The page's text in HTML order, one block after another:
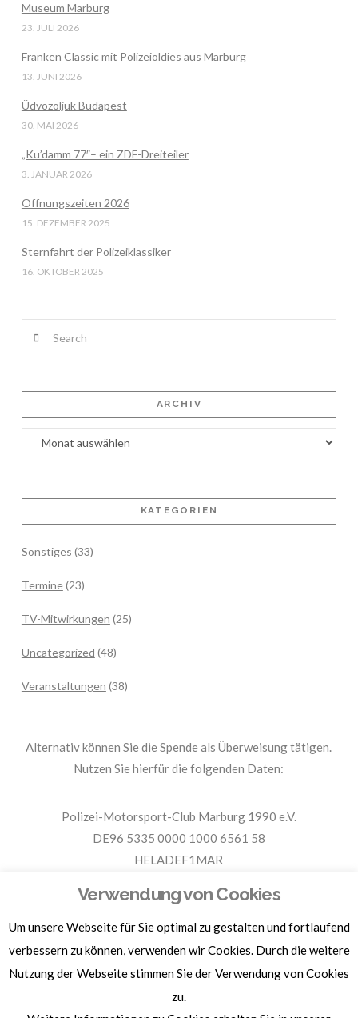
Museum Marburg
23. JULI 2026
Franken Classic mit Polizeioldies aus Marburg
13. JUNI 2026
Üdvözöljük Budapest
30. MAI 2026
„Ku’damm 77″– ein ZDF-Dreiteiler
3. JANUAR 2026
Öffnungszeiten 2026
15. DEZEMBER 2025
Sternfahrt der Polizeiklassiker
16. OKTOBER 2025
ARCHIV
Archiv
KATEGORIEN
Sonstiges (33)
Termine(23)
TV-Mitwirkungen (25)
Uncategorized (48)
Veranstaltungen (38)
Alternativ können Sie die Spende als Überweisung tätigen.
Nutzen Sie hierfür die folgenden Daten:
Polizei-Motorsport-Club Marburg 1990 e.V.
DE96 5335 0000 1000 6561 58
HELADEF1MAR
Für Spendenbescheinigungen, Sachspenden und weitere
Informationen, hier klicken.
Verwendung von Cookies
Um unsere Webseite für Sie optimal zu gestalten und fortlaufend
verbessern zu können, verwenden wir Cookies. Durch die weitere
Nutzung der Webseite stimmen Sie der Verwendung von Cookies
zu.